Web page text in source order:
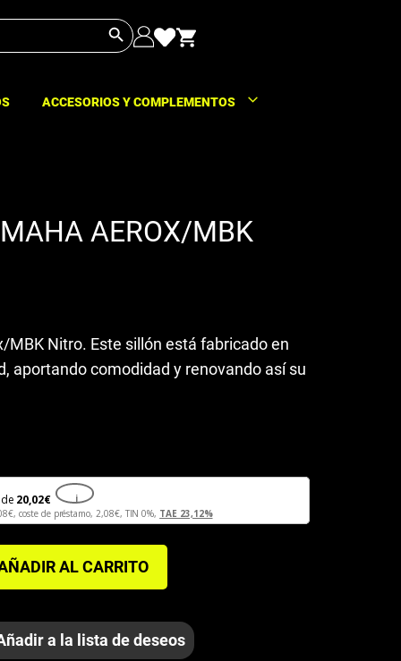
Botón de búsqueda
ACCESORIOS Y COMPLEMENTOS
AEROX/MBK
MBK Nitro. Este sillón está fabricado en
aportando comodidad y renovando así su
de 20,02€
i
€, coste de préstamo, 2,08€, TIN 0%, TAE 23,12%
AL CARRITO
a la lista de deseos